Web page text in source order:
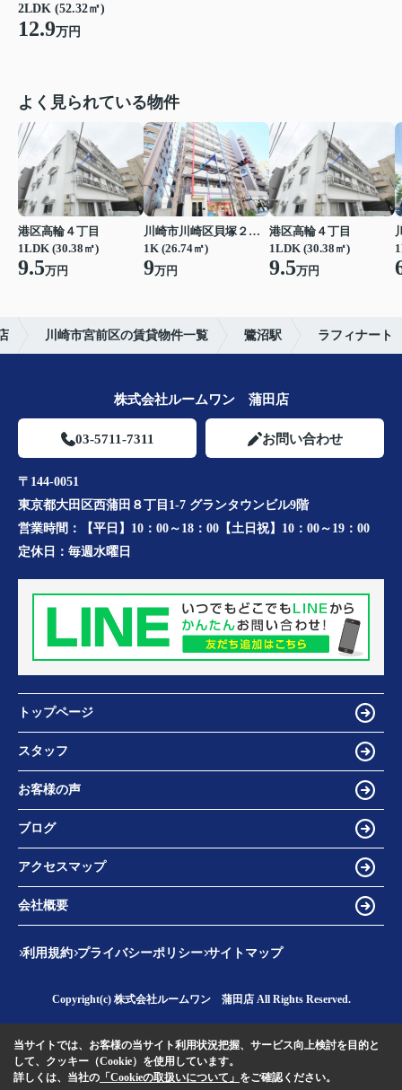
2LDK (52.32㎡)
12.9万円
よく見られている物件
港区高輪４丁目
1LDK (30.38㎡)
9.5万円
川崎市川崎区貝塚２丁目
1K (26.74㎡)
9万円
港区高輪４丁目
1LDK (30.38㎡)
9.5万円
川崎市宮前区の賃貸物件一覧 鷺沼駅 ラフィナート
株式会社ルームワン 蒲田店
03-5711-7311 お問い合わせ
〒144-0051
東京都大田区西蒲田８丁目1-7 グランタウンビル9階
営業時間：
【平日】10：00～18：00【土日祝】10：00～19：00
定休日： 毎週水曜日
トップページ
スタッフ
お客様の声
ブログ
アクセスマップ
会社概要
利用規約 プライバシーポリシー サイトマップ
Copyright(c) 株式会社ルームワン 蒲田店 All Rights Reserved.
当サイトでは、お客様の当サイト利用状況把握、サービス向上検討を目的と
して、クッキー（Cookie）を使用しています。
詳しくは、当社の 「Cookieの取扱いについて」 をご確認ください。